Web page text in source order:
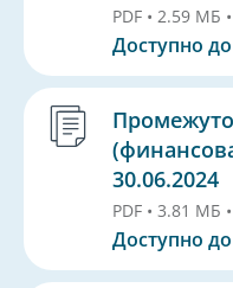
PDF • 2.59 МБ
Доступно
30.06.2024
PDF • 3.81 МБ
Доступно